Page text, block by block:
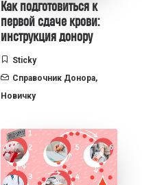
Как подготовиться к
первой сдаче крови:
инструкция донору
Sticky
Справочник Донора,
Новичку